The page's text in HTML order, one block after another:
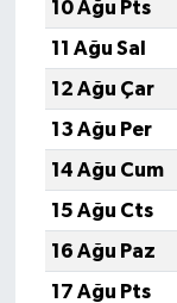
10 Ağu Pts
11 Ağu Sal
12 Ağu Çar
13 Ağu Per
14 Ağu Cum
15 Ağu Cts
16 Ağu Paz
17 Ağu Pts